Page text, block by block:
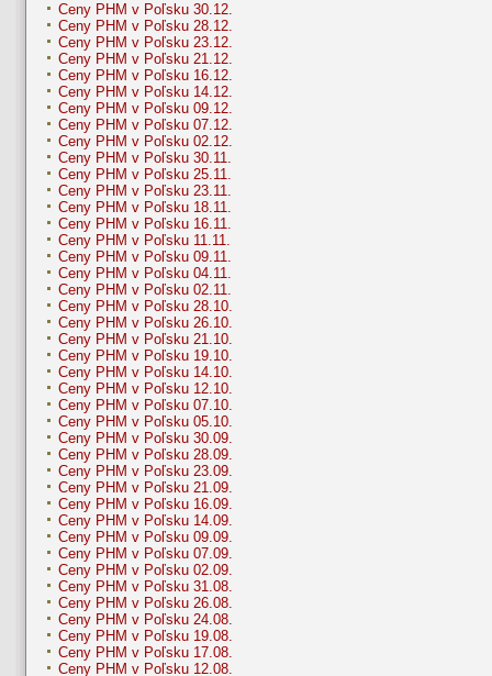
Ceny PHM v Poľsku 30.12.
Ceny PHM v Poľsku 28.12.
Ceny PHM v Poľsku 23.12.
Ceny PHM v Poľsku 21.12.
Ceny PHM v Poľsku 16.12.
Ceny PHM v Poľsku 14.12.
Ceny PHM v Poľsku 09.12.
Ceny PHM v Poľsku 07.12.
Ceny PHM v Poľsku 02.12.
Ceny PHM v Poľsku 30.11.
Ceny PHM v Poľsku 25.11.
Ceny PHM v Poľsku 23.11.
Ceny PHM v Poľsku 18.11.
Ceny PHM v Poľsku 16.11.
Ceny PHM v Poľsku 11.11.
Ceny PHM v Poľsku 09.11.
Ceny PHM v Poľsku 04.11.
Ceny PHM v Poľsku 02.11.
Ceny PHM v Poľsku 28.10.
Ceny PHM v Poľsku 26.10.
Ceny PHM v Poľsku 21.10.
Ceny PHM v Poľsku 19.10.
Ceny PHM v Poľsku 14.10.
Ceny PHM v Poľsku 12.10.
Ceny PHM v Poľsku 07.10.
Ceny PHM v Poľsku 05.10.
Ceny PHM v Poľsku 30.09.
Ceny PHM v Poľsku 28.09.
Ceny PHM v Poľsku 23.09.
Ceny PHM v Poľsku 21.09.
Ceny PHM v Poľsku 16.09.
Ceny PHM v Poľsku 14.09.
Ceny PHM v Poľsku 09.09.
Ceny PHM v Poľsku 07.09.
Ceny PHM v Poľsku 02.09.
Ceny PHM v Poľsku 31.08.
Ceny PHM v Poľsku 26.08.
Ceny PHM v Poľsku 24.08.
Ceny PHM v Poľsku 19.08.
Ceny PHM v Poľsku 17.08.
Ceny PHM v Poľsku 12.08.